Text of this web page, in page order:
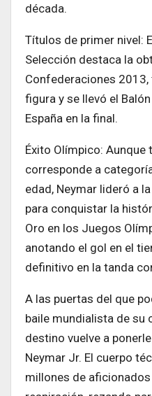
década.
Títulos de primer nivel:
Selección destaca la
Confederaciones
figura y se llevó el
España en la final.
Éxito Olímpico: Aunque
corresponde a
edad, Neymar lideró a
para conquistar la
Oro en los Juegos
anotando el gol en el
definitivo en la tanda
A las puertas del que
baile mundialista de su
destino vuelve a
Neymar Jr. El cuerpo
millones de